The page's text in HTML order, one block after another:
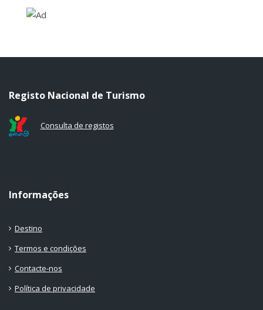
Registo Nacional de Turismo
Consulta de registos
Informações
Destino
Termos e condições
Contacte-nos
Política de privacidade